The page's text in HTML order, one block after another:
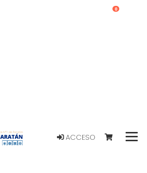
ACCESO
0